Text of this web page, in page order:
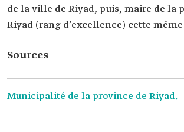
de la ville de Riyad, puis, maire de la
Riyad (rang d’excellence) cette
Sources
Municipalité de la province de Riyad.